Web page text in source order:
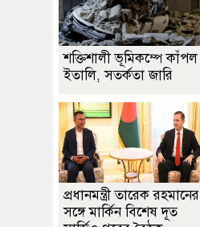
শক্তিশালী ভূমিকম্পে কাঁপল
ইতালি, সতর্কতা জারি
প্রধানমন্ত্রী তারেক রহমানের
সঙ্গে মার্কিন বিশেষ দূত